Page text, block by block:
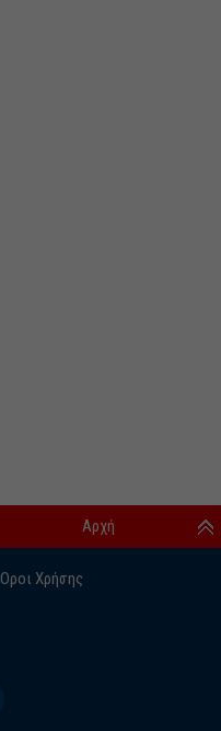
Οροι Χρήσης
Αρχή